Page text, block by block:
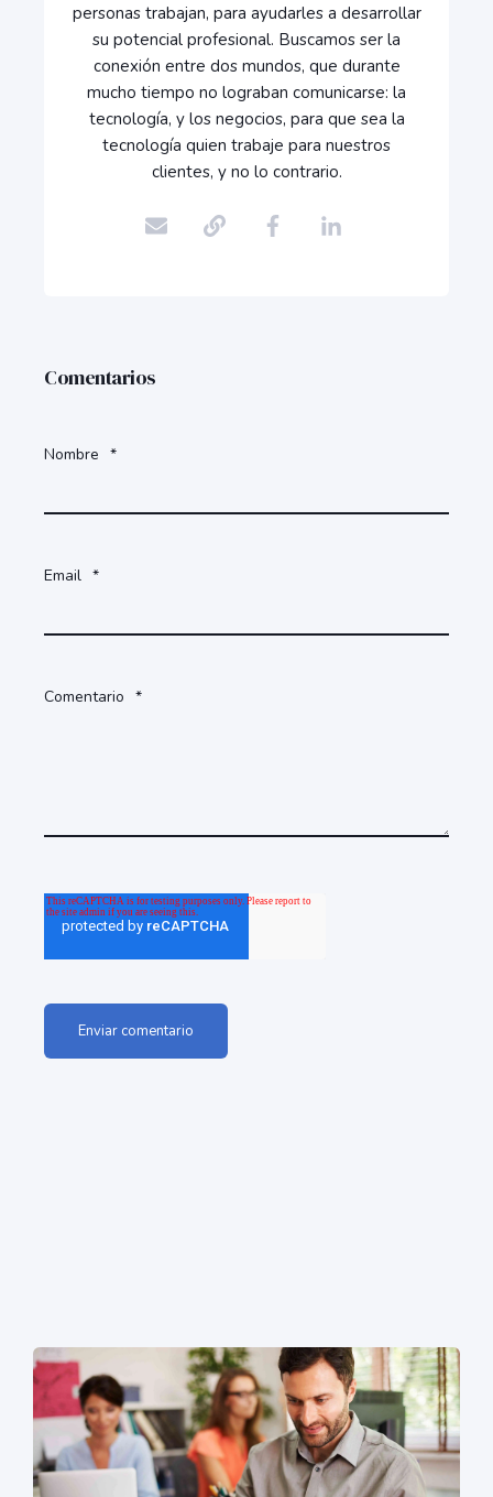
personas trabajan, para ayudarles a desarrollar
su potencial profesional. Buscamos ser la
conexión entre dos mundos, que durante
mucho tiempo no lograban comunicarse: la
tecnología, y los negocios, para que sea la
tecnología quien trabaje para nuestros
clientes, y no lo contrario.
Comentarios
Nombre *
Email *
Comentario *